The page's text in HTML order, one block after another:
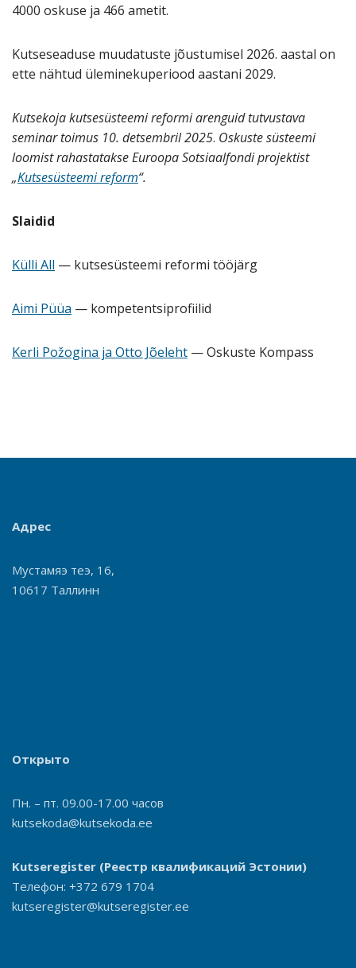
4000 oskuse ja 466 ametit.
Kutseseaduse muudatuste jõustumisel 2026. aastal on
ette nähtud üleminekuperiood aastani 2029.
Kutsekoja kutsesüsteemi reformi arenguid tutvustava
seminar toimus 10. detsembril 2025. Oskuste süsteemi
loomist rahastatakse Euroopa Sotsiaalfondi projektist
„Kutsesüsteemi reform“.
Slaidid
Külli All — kutsesüsteemi reformi tööjärg
Aimi Püüa — kompetentsiprofiilid
Kerli Požogina ja Otto Jõeleht — Oskuste Kompass
Адрес
Мустамяэ теэ, 16,
10617 Таллинн
Открыто
Пн. – пт. 09.00-17.00 часов
kutsekoda@kutsekoda.ee
Kutseregister (Реестр квалификаций Эстонии)
Телефон: +372 679 1704
kutseregister@kutseregister.ee